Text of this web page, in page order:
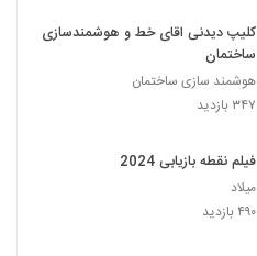
کلیپ دیدنی اقای خط و هوشمندسازی
ساختمان
هوشمند سازی ساختمان
۳۴۷ بازدید
فیلم نقطه بازیابی 2024
میلاد
۴۹۰ بازدید